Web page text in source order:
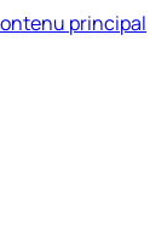
principal